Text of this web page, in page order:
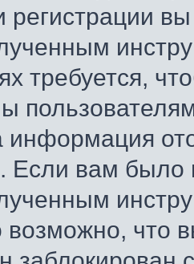
регистрации
требуется,
информация
Если вам
возможно, что